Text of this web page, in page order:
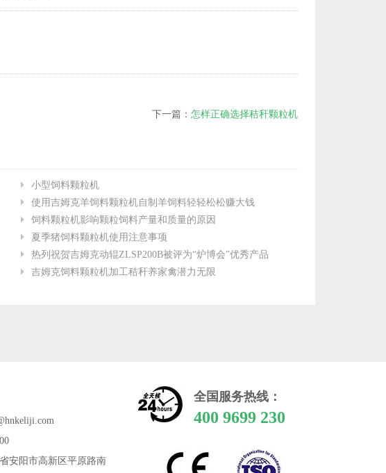
下一篇： 怎样正确选择秸秆颗粒机
小型饲料颗粒机
使用吉姆克羊饲料颗粒机自制羊饲料轻轻松松赚大钱
饲料颗粒机影响颗粒饲料产量和质量的原因
夏季猪饲料颗粒机使用注意事项
热列祝贺吉姆克动辊ZLSP200B被评为“炉博会”优秀产品
吉姆克饲料颗粒机加工秸秆养家禽潜力无限
安阳市高新区平原路南
全国服务热线：
400 9699 230